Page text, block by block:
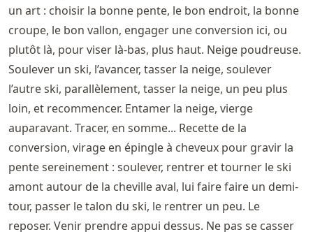
un art : choisir la bonne pente, le bon endroit, la bonne
croupe, le bon vallon, engager une conversion ici, ou
plutôt là, pour viser là-bas, plus haut. Neige poudreuse.
Soulever un ski, l’avancer, tasser la neige, soulever
l’autre ski, parallèlement, tasser la neige, un peu plus
loin, et recommencer. Entamer la neige, vierge
auparavant. Tracer, en somme... Recette de la
conversion, virage en épingle à cheveux pour gravir la
pente sereinement : soulever, rentrer et tourner le ski
amont autour de la cheville aval, lui faire faire un demi-
tour, passer le talon du ski, le rentrer un peu. Le
reposer. Venir prendre appui dessus. Ne pas se casser